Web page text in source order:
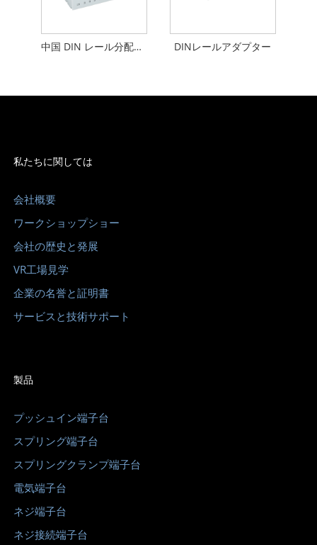
中国 DIN レール分配ブロック DINレールアダプター
私たちに関しては
会社概要
ワークショップショー
会社の歴史と発展
VR工場見学
企業の名誉と証明書
サービスと技術サポート
製品
プッシュイン端​​子台
スプリング端子台
スプリングクランプ端子台
電気端子台
ネジ端子台
ネジ接続端子台